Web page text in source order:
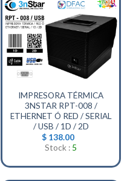
IMPRESORA TÉRMICA
3NSTAR RPT-008 /
ETHERNET Ó RED / SERIAL
/ USB / 1D / 2D
$138.00
Stock : 5